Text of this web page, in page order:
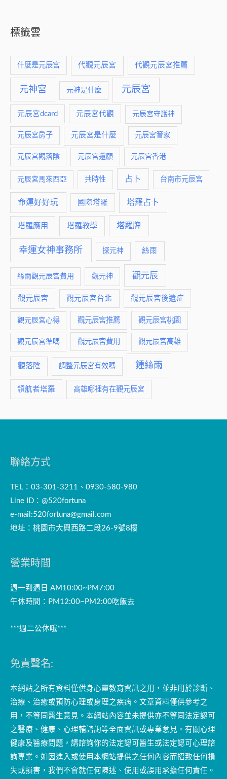
標籤雲
什麼是元辰宮 代觀元辰宮 代觀元辰宮推薦
元神宮 元神是什麼 元辰宮
元辰宮dcard 元辰宮代觀 元辰宮守護神
元辰宮房子 元辰宮是什麼 元辰宮管家
元辰宮觀落陰 元辰宮還願 元辰宮香港
元辰宮馬來西亞 共時性 占卜 台南市元辰宮
命運好好玩 國際塔羅 塔羅占卜
塔羅應用 塔羅教學 塔羅牌
幸運女神事務所 探元神 絲雨
絲雨觀元辰宮費用 觀元神 觀元辰
觀元辰宮 觀元辰宮台北 觀元辰宮後遺症
觀元辰宮心得 觀元辰宮推薦 觀元辰宮桃園
觀元辰宮準嗎 觀元辰宮費用 觀元辰宮高雄
觀落陰 調整元辰宮有效嗎 鍾絲雨
領航者塔羅 高雄哪裡有在觀元辰宮
聯絡方式
TEL：03-301-3211、0930-580-980
Line ID：@520fortuna
e-mail:520fortuna@gmail.com
地址：桃園市大興西路二段26-9號8樓
營業時間
週一到週日 AM10:00~PM7:00
午休時間：PM12:00~PM2:00吃飯去
***週二公休哦***
免責聲名:
本網站之所有資料僅供身心靈教育資訊之用，並非用於診斷、
治療、治癒或預防心理或身理之疾病。文章資料僅供參考之
用，不等同醫生意見。本網站內容並未提供亦不等同法定認可
之醫療、健康、心理輔諮詢等全面資訊或專業意見。有關心理
健康及醫療問題，請諮詢你的法定認可醫生或法定認可心理諮
詢專業。如因進入或使用本網站提供之任何內容而招致任何損
失或損害，我們不會就任何陳述、使用或誤用承擔任何責任。